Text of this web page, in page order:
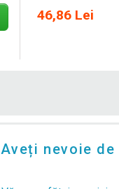
46,86 Lei
Aveți nevoie